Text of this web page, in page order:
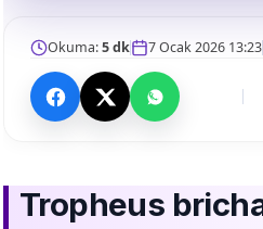
Okuma:5 dk 7 Ocak 2026 13:23
Tropheus